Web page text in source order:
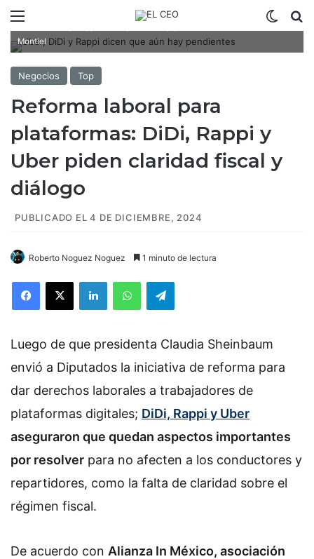
Montiel
Negocios Top
Reforma laboral para
plataformas: DiDi, Rappi y
Uber piden claridad fiscal y
diálogo
PUBLICADO EL 4 DE DICIEMBRE, 2024
Roberto Noguez Noguez 1 minuto de lectura
Luego de que presidenta Claudia Sheinbaum
envió a Diputados la iniciativa de reforma para
dar derechos laborales a trabajadores de
plataformas digitales; DiDi, Rappi y Uber
aseguraron que quedan aspectos importantes
por resolver para no afecten a los conductores y
repartidores, como la falta de claridad sobre el
régimen fiscal.
De acuerdo con Alianza In México, asociación